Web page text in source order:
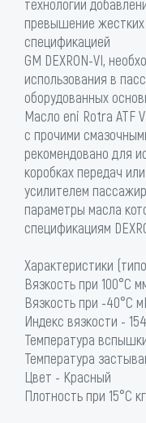
технологии
превышение
спецификацией
GM DEXRON-VI,
использования в
оборудованных
Масло eni Rotra ATF
с прочими
рекомендовано для
коробках передач
усилителем
параметры масла
спецификациям
Характеристики
Вязкость при 100°С
Вязкость при -40°С
Индекс вязкости - 154
Температура
Температура
Цвет - Красный
Плотность при 15°С